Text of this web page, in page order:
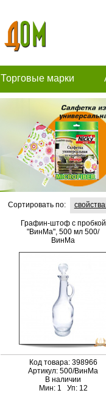
Торговые марки
Сортировать по:
Графин-штоф с пробкой
"ВинМа", 500 мл 500/
ВинМа
Код товара: 398966
Артикул: 500/ВинМа
В наличии
Мин: 1 Уп: 12